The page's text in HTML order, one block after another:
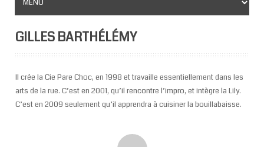
GILLES BARTHÉLÉMY
Il crée la Cie Pare Choc, en 1998 ettravaille essentiellement dans les
arts de la rue. C’est en 2001, qu’il rencontre l’impro, et intègre la Lily.
C’est en 2009 seulement qu’il apprendra à cuisiner la bouillabaisse.